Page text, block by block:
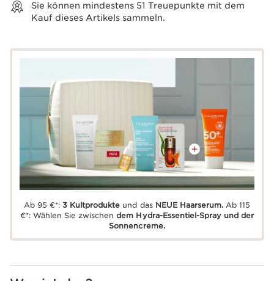
Sie können mindestens 51 Treuepunkte mit dem
Kauf dieses Artikels sammeln.
Ab 95 €*:3 Kultprodukte und das NEUE Haarserum.Ab 115
€*: Wählen Sie zwischendem Hydra-Essentiel-Spray und der
Sonnencreme.